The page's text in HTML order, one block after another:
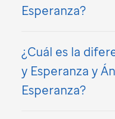
Esperanza?
¿Cuál es la
y Esperanza y
Esperanza?